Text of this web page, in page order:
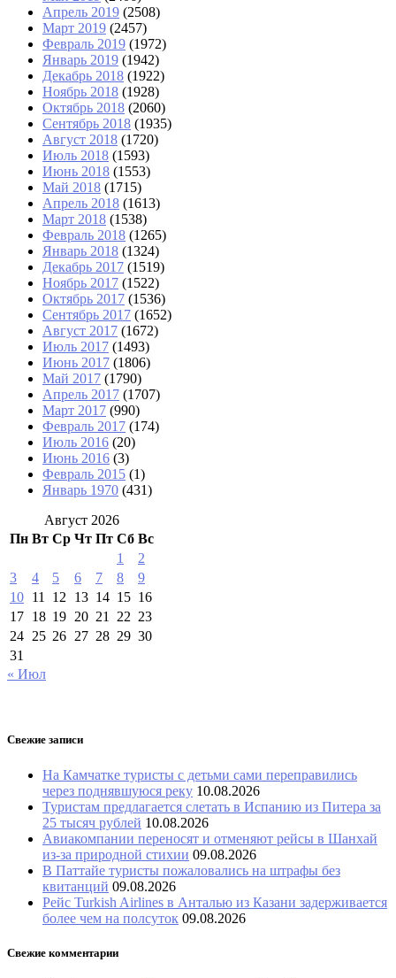
Апрель 2019 (2508)
Март 2019 (2457)
Февраль 2019 (1972)
Январь 2019 (1942)
Декабрь 2018 (1922)
Ноябрь 2018 (1928)
Октябрь 2018 (2060)
Сентябрь 2018 (1935)
Август 2018 (1720)
Июль 2018 (1593)
Июнь 2018 (1553)
Май 2018 (1715)
Апрель 2018 (1613)
Март 2018 (1538)
Февраль 2018 (1265)
Январь 2018 (1324)
Декабрь 2017 (1519)
Ноябрь 2017 (1522)
Октябрь 2017 (1536)
Сентябрь 2017 (1652)
Август 2017 (1672)
Июль 2017 (1493)
Июнь 2017 (1806)
Май 2017 (1790)
Апрель 2017 (1707)
Март 2017 (990)
Февраль 2017 (174)
Июль 2016 (20)
Июнь 2016 (3)
Февраль 2015 (1)
Январь 1970 (431)
Август 2026
Пн Вт Ср Чт Пт Сб Вс
1
2
3
4 5 6 7 8
9
10 11 12 13 14 15 16
17 18 19 20 21 22 23
24 25 26 27 28 29 30
31
« Июл
Свежие записи
На Камчатке туристы с детьми сами переправились
через поднявшуюся реку 10.08.2026
Туристам предлагается слетать в Испанию из Питера за
25 тысяч рублей 10.08.2026
Авиакомпании переносят и отменяют рейсы в Шанхай
из-за природной стихии 09.08.2026
В Паттайе туристы пожаловались на штрафы без
квитанций 09.08.2026
Рейс Turkish Airlines в Анталью из Казани задерживается
более чем на полсуток 09.08.2026
Свежие комментарии